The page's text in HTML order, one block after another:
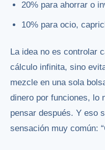
20% para ahorrar o
10% para ocio,
La idea no es controlar
cálculo infinita, sino
mezcle en una sola
dinero por funciones, lo
pensar después. Y eso
sensación muy común: